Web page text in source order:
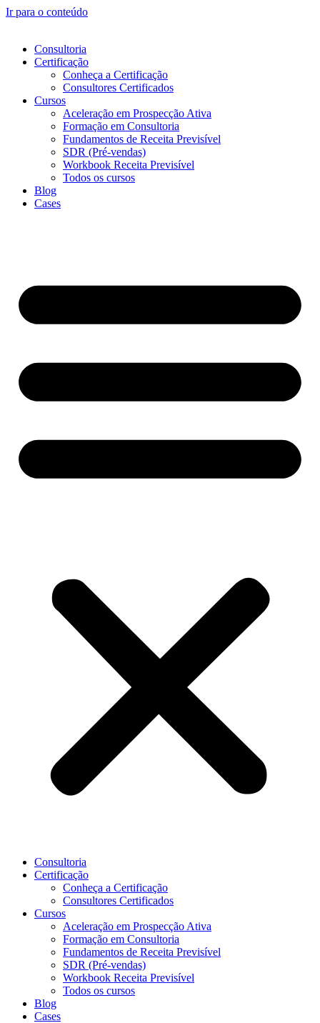
Ir para o conteúdo
Consultoria
Certificação
Conheça a Certificação
Consultores Certificados
Cursos
Aceleração em Prospecção Ativa
Formação em Consultoria
Fundamentos de Receita Previsível
SDR (Pré-vendas)
Workbook Receita Previsível
Todos os cursos
Blog
Cases
Consultoria
Certificação
Conheça a Certificação
Consultores Certificados
Cursos
Aceleração em Prospecção Ativa
Formação em Consultoria
Fundamentos de Receita Previsível
SDR (Pré-vendas)
Workbook Receita Previsível
Todos os cursos
Blog
Cases